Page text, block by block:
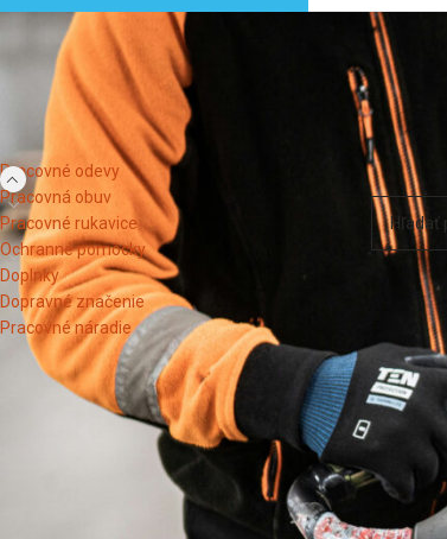
KATEGÓRIE PRODUKTOV
Pracovné odevy
Pracovná obuv
Pracovné rukavice
Ochranné pomôcky
Doplnky
Dopravné značenie
Pracovné náradie
FILTROVAŤ PODĽA STAVU SKLADU
Domov
Neboli